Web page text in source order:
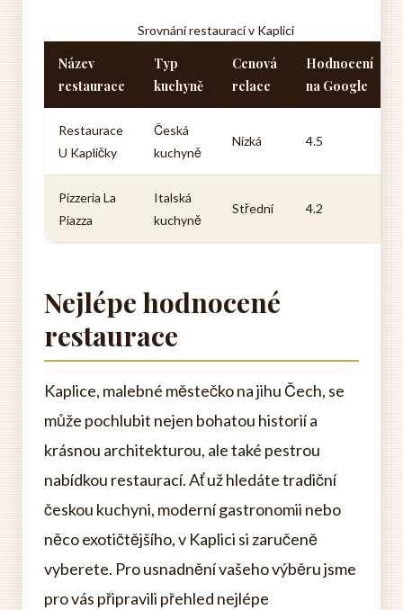
Srovnání restaurací v Kaplici
Název
restaurace
Typ
kuchyně
Cenová
relace
Hodnocení
na Google
Restaurace
U Kapličky
Česká
kuchyně
Nízká 4.5
Pizzeria La
Piazza
Italská
kuchyně
Střední 4.2
Nejlépe hodnocené
restaurace
Kaplice, malebné městečko na jihu Čech, se
může pochlubit nejen bohatou historií a
krásnou architekturou, ale také pestrou
nabídkou restaurací. Ať už hledáte tradiční
českou kuchyni, moderní gastronomii nebo
něco exotičtějšího, v Kaplici si zaručeně
vyberete. Pro usnadnění vašeho výběru jsme
pro vás připravili přehled nejlépe